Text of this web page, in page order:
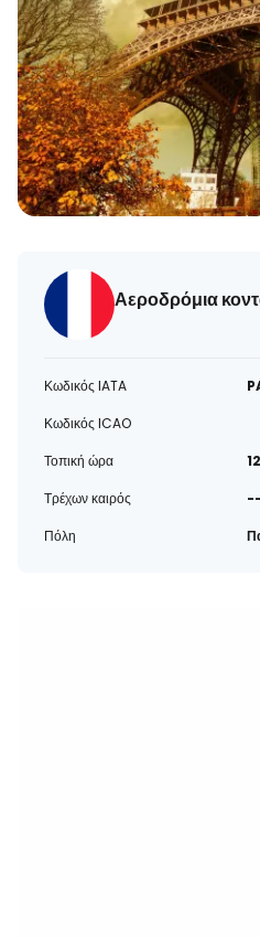
Αεροδρόμια
Κωδικός IATA
Κωδικός ICAO
Τοπική ώρα
Τρέχων καιρός
Πόλη